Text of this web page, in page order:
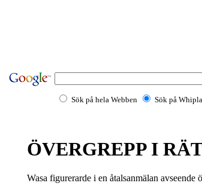
Sök på hela Webben Sök på
ÖVERGREPP I
Wasa figurerarde i en åtalsanmälan avseende